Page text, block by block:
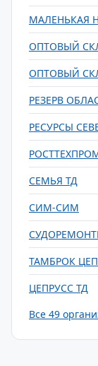
МАЛЕНЬКАЯ
ОПТОВЫЙ
ОПТОВЫЙ
РЕЗЕРВ
РЕСУРСЫ
СЕМЬЯ ТД
СИМ-СИМ
ТАМБРОК
ЦЕПРУСС ТД
Все 49